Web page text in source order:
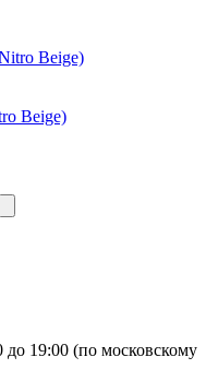
Beige)
19:00 (по московскому